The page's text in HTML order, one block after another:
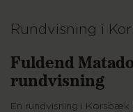
Rundvisning i
Fuldend
rundvisning
En rundvisning i